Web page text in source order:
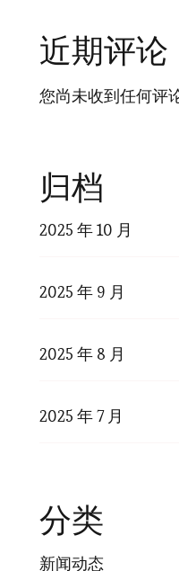
近期评论
您尚未收到任何评论
归档
2025 年 10 月
2025 年 9 月
2025 年 8 月
2025 年 7 月
分类
新闻动态